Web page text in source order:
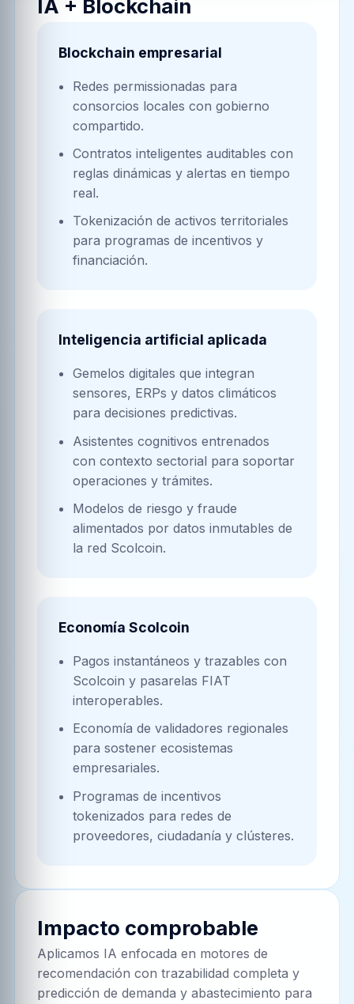
IA + Blockchain
Blockchain empresarial
Redes permissionadas para
consorcios locales con gobierno
compartido.
Contratos inteligentes auditables con
reglas dinámicas y alertas en tiempo
real.
Tokenización de activos territoriales
para programas de incentivos y
financiación.
Inteligencia artificial aplicada
Gemelos digitales que integran
sensores, ERPs y datos climáticos
para decisiones predictivas.
Asistentes cognitivos entrenados
con contexto sectorial para soportar
operaciones y trámites.
Modelos de riesgo y fraude
alimentados por datos inmutables de
la red Scolcoin.
Economía Scolcoin
Pagos instantáneos y trazables con
Scolcoin y pasarelas FIAT
interoperables.
Economía de validadores regionales
para sostener ecosistemas
empresariales.
Programas de incentivos
tokenizados para redes de
proveedores, ciudadanía y clústeres.
Impacto comprobable
Aplicamos IA enfocada en motores de
recomendación con trazabilidad completa y
predicción de demanda y abastecimiento para